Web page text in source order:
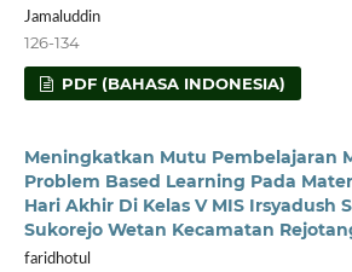
Jamaluddin
126-134
PDF (BAHASA INDONESIA)
Meningkatkan Mutu Pembelajaran
Problem Based Learning Pada
Hari Akhir Di Kelas V MIS Irsyadush
Sukorejo Wetan Kecamatan
faridhotul